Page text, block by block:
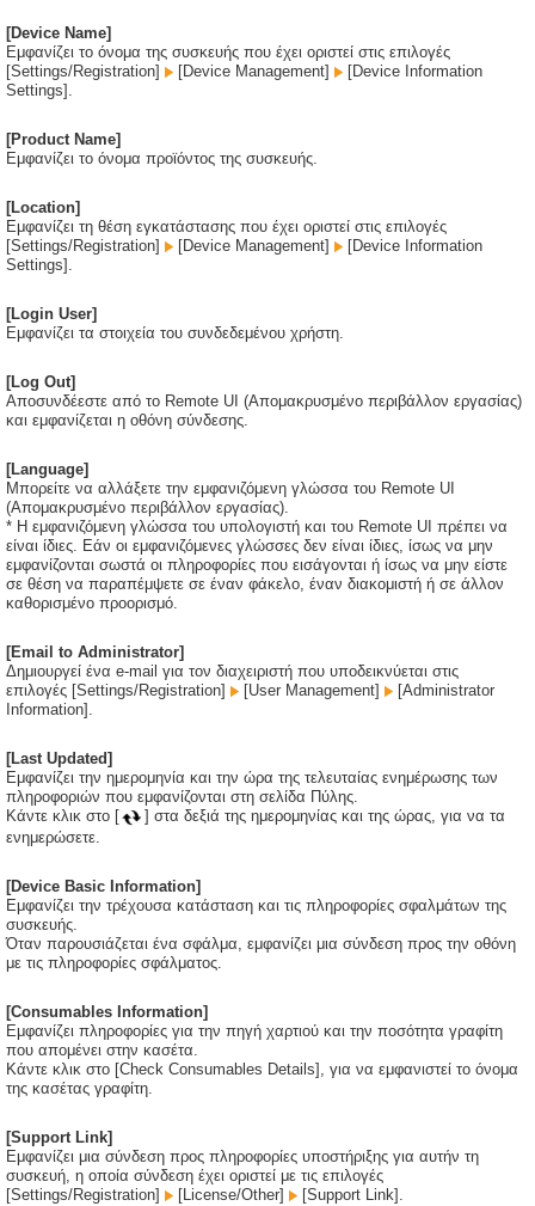
[Device Name]
Εμφανίζει το όνομα της συσκευής που έχει οριστεί στις επιλογές
[Settings/Registration]
[Device Management]
[Device Information
Settings].
[Product Name]
Εμφανίζει το όνομα προϊόντος της συσκευής.
[Location]
Εμφανίζει τη θέση εγκατάστασης που έχει οριστεί στις επιλογές
[Settings/Registration]
[Device Management]
[Device Information
Settings].
[Login User]
Εμφανίζει τα στοιχεία του συνδεδεμένου χρήστη.
[Log Out]
Αποσυνδέεστε από το Remote UI (Απομακρυσμένο περιβάλλον εργασίας)
και εμφανίζεται η οθόνη σύνδεσης.
[Language]
Μπορείτε να αλλάξετε την εμφανιζόμενη γλώσσα του Remote UI
(Απομακρυσμένο περιβάλλον εργασίας).
* Η εμφανιζόμενη γλώσσα του υπολογιστή και του Remote UI πρέπει να
είναι ίδιες. Εάν οι εμφανιζόμενες γλώσσες δεν είναι ίδιες, ίσως να μην
εμφανίζονται σωστά οι πληροφορίες που εισάγονται ή ίσως να μην είστε
σε θέση να παραπέμψετε σε έναν φάκελο, έναν διακομιστή ή σε άλλον
καθορισμένο προορισμό.
[Email to Administrator]
Δημιουργεί ένα e-mail για τον διαχειριστή που υποδεικνύεται στις
επιλογές [Settings/Registration]
[User Management]
[Administrator
Information].
[Last Updated]
Εμφανίζει την ημερομηνία και την ώρα της τελευταίας ενημέρωσης των
πληροφοριών που εμφανίζονται στη σελίδα Πύλης.
Κάντε κλικ στο [
] στα δεξιά της ημερομηνίας και της ώρας, για να τα
ενημερώσετε.
[Device Basic Information]
Εμφανίζει την τρέχουσα κατάσταση και τις πληροφορίες σφαλμάτων της
συσκευής.
Όταν παρουσιάζεται ένα σφάλμα, εμφανίζει μια σύνδεση προς την οθόνη
με τις πληροφορίες σφάλματος.
[Consumables Information]
Εμφανίζει πληροφορίες για την πηγή χαρτιού και την ποσότητα γραφίτη
που απομένει στην κασέτα.
Κάντε κλικ στο [Check Consumables Details], για να εμφανιστεί το όνομα
της κασέτας γραφίτη.
[Support Link]
Εμφανίζει μια σύνδεση προς πληροφορίες υποστήριξης για αυτήν τη
συσκευή, η οποία σύνδεση έχει οριστεί με τις επιλογές
[Settings/Registration]
[License/Other] [Support Link].